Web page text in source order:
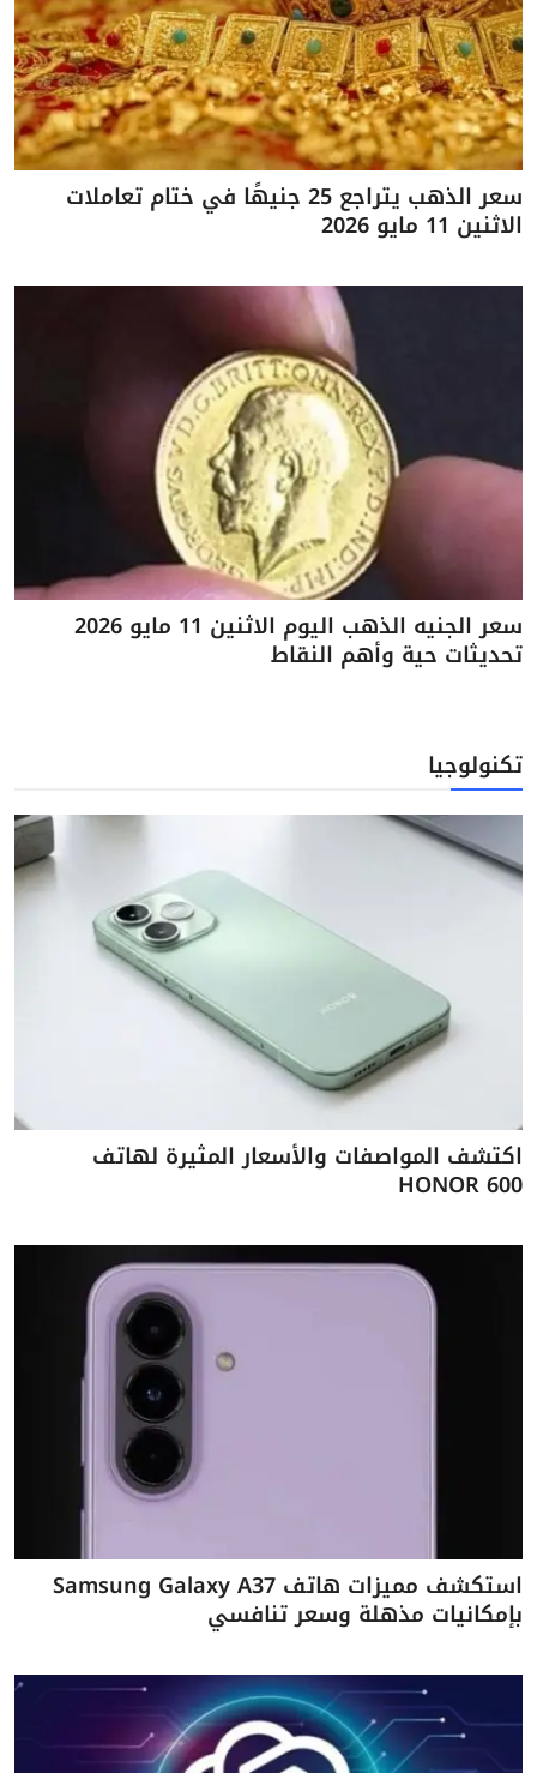
سعر الذهب يتراجع 25 جنيهًا في ختام تعاملات
الاثنين 11 مايو 2026
سعر الجنيه الذهب اليوم الاثنين 11 مايو 2026
تحديثات حية وأهم النقاط
تكنولوجيا
اكتشف المواصفات والأسعار المثيرة لهاتف
HONOR 600
استكشف مميزات هاتف Samsung Galaxy A37
بإمكانيات مذهلة وسعر تنافسي